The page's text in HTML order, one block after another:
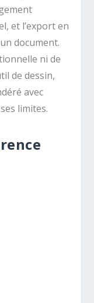
et l’export en
document.
ni de
de dessin,
avec
limites.